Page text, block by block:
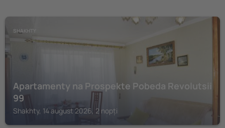
SHAKHTY
Apartamenty na Prospekte Pobeda Revolutsii
99
Shakhty, 14 august 2026, 2 nopți